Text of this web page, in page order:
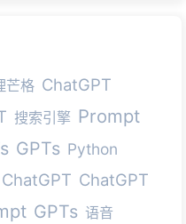
芒格 ChatGPT
搜索引擎 Prompt
GPTs Python
ChatGPT ChatGPT
GPTs 语音